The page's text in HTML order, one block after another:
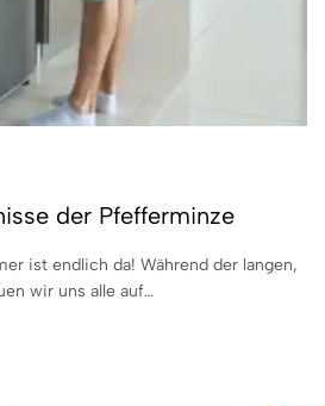
der Pfefferminze
ist endlich da! Während der langen,
wir uns alle auf…